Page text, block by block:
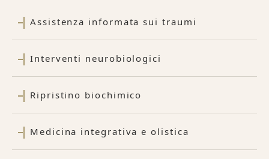
Assistenza informata sui traumi
Interventi neurobiologici
Ripristino biochimico
Medicina integrativa e olistica